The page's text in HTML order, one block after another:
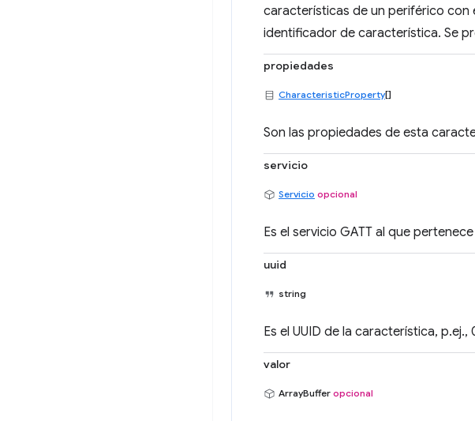
características de un periférico con
identificador de característica. Se
propiedades
CharacteristicProperty[]
Son las propiedades de esta
servicio
Servicio opcional
Es el servicio GATT al que
uuid
string
Es el UUID de la característica,
valor
ArrayBuffer opcional